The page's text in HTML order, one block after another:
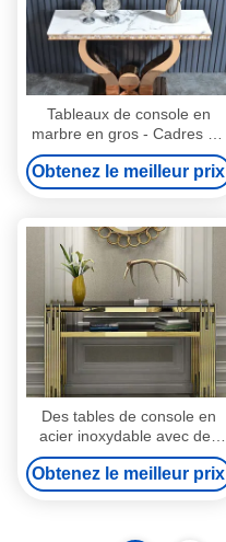
Tableaux de console en
marbre en gros - Cadres en
acier inoxydable pour la
durabilité
Obtenez le meilleur prix
Des tables de console en
acier inoxydable avec des
toits de marbre élégants
Obtenez le meilleur prix